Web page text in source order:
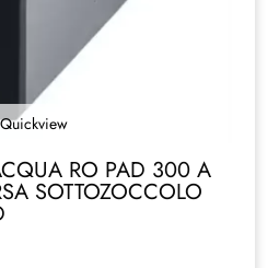
Quickview
RO PAD 300 A
SOTTOZOCCOLO